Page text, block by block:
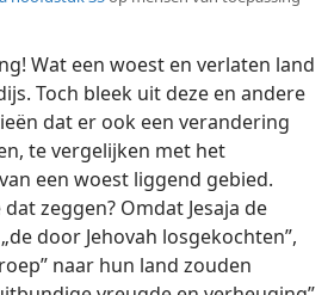
Wat een woest en verlaten land
Toch bleek uit deze en andere
dat er ook een verandering
te vergelijken met het
een woest liggend gebied.
zeggen? Omdat Jesaja de
door Jehovah losgekochten”,
naar hun land zouden